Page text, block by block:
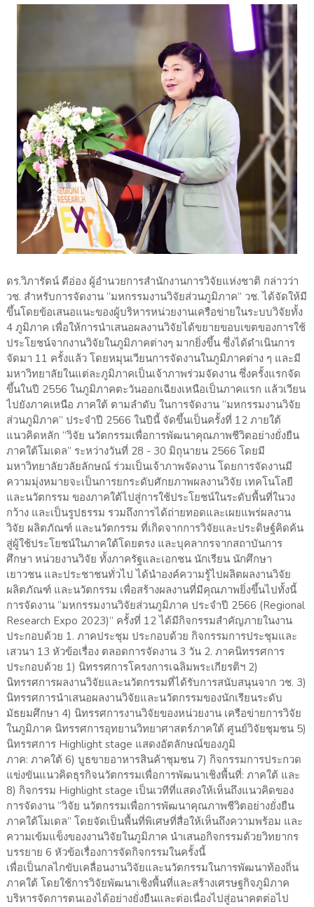
ดร.วิภารัตน์ ดีอ่อง ผู้อำนวยการสำนักงานการวิจัยแห่งชาติ กล่าวว่า
วช. สำหรับการจัดงาน “มหกรรมงานวิจัยส่วนภูมิภาค” วช. ได้จัดให้มี
ขึ้นโดยข้อเสนอแนะของผู้บริหารหน่วยงานเครือข่ายในระบบวิจัยทั้ง
4 ภูมิภาค เพื่อให้การนำเสนอผลงานวิจัยได้ขยายขอบเขตของการใช้
ประโยชน์จากงานวิจัยในภูมิภาคต่างๆ มากยิ่งขึ้น ซึ่งได้ดำเนินการ
จัดมา 11 ครั้งแล้ว โดยหมุนเวียนการจัดงานในภูมิภาคต่าง ๆ และมี
มหาวิทยาลัยในแต่ละภูมิภาคเป็นเจ้าภาพร่วมจัดงาน ซึ่งครั้งแรกจัด
ขึ้นในปี 2556 ในภูมิภาคตะวันออกเฉียงเหนือเป็นภาคแรก แล้วเวียน
ไปยังภาคเหนือ ภาคใต้ ตามลำดับ ในการจัดงาน “มหกรรมงานวิจัย
ส่วนภูมิภาค” ประจำปี 2566 ในปีนี้ จัดขึ้นเป็นครั้งที่ 12 ภายใต้
แนวคิดหลัก “วิจัย นวัตกรรมเพื่อการพัฒนาคุณภาพชีวิตอย่างยั่งยืน
ภาคใต้โมเดล” ระหว่างวันที่ 28 - 30 มิถุนายน 2566 โดยมี
มหาวิทยาลัยวลัยลักษณ์ ร่วมเป็นเจ้าภาพจัดงาน โดยการจัดงานมี
ความมุ่งหมายจะเป็นการยกระดับศักยภาพผลงานวิจัย เทคโนโลยี
และนวัตกรรม ของภาคใต้ไปสู่การใช้ประโยชน์ในระดับพื้นที่ในวง
กว้าง และเป็นรูปธรรม รวมถึงการได้ถ่ายทอดและเผยแพร่ผลงาน
วิจัย ผลิตภัณฑ์ และนวัตกรรม ที่เกิดจากการวิจัยและประดิษฐ์คิดค้น
สู่ผู้ใช้ประโยชน์ในภาคใต้โดยตรง และบุคลากรจากสถาบันการ
ศึกษา หน่วยงานวิจัย ทั้งภาครัฐและเอกชน นักเรียน นักศึกษา
เยาวชน และประชาชนทั่วไป ได้นำองค์ความรู้ไปผลิตผลงานวิจัย
ผลิตภัณฑ์ และนวัตกรรม เพื่อสร้างผลงานที่มีคุณภาพยิ่งขึ้นไปทั้งนี้
การจัดงาน “มหกรรมงานวิจัยส่วนภูมิภาค ประจำปี 2566 (Regional
Research Expo 2023)” ครั้งที่ 12 ได้มีกิจกรรมสำคัญภายในงาน
ประกอบด้วย 1. ภาคประชุม ประกอบด้วย กิจกรรมการประชุมและ
เสวนา 13 หัวข้อเรื่อง ตลอดการจัดงาน 3 วัน 2. ภาคนิทรรศการ
ประกอบด้วย 1) นิทรรศการโครงการเฉลิมพระเกียรติฯ 2)
นิทรรศการผลงานวิจัยและนวัตกรรมที่ได้รับการสนับสนุนจาก วช. 3)
นิทรรศการนำเสนอผลงานวิจัยและนวัตกรรมของนักเรียนระดับ
มัธยมศึกษา 4) นิทรรศการงานวิจัยของหน่วยงาน เครือข่ายการวิจัย
ในภูมิภาค นิทรรศการอุทยานวิทยาศาสตร์ภาคใต้ ศูนย์วิจัยชุมชน 5)
นิทรรศการ Highlight stage แสดงอัตลักษณ์ของภูมิ
ภาค: ภาคใต้ 6) บูธขายอาหารสินค้าชุมชน 7) กิจกรรมการประกวด
แข่งขันแนวคิดธุรกิจนวัตกรรมเพื่อการพัฒนาเชิงพื้นที่: ภาคใต้ และ
8) กิจกรรม Highlight stage เป็นเวทีที่แสดงให้เห็นถึงแนวคิดของ
การจัดงาน “วิจัย นวัตกรรมเพื่อการพัฒนาคุณภาพชีวิตอย่างยั่งยืน
ภาคใต้โมเดล” โดยจัดเป็นพื้นที่พิเศษที่สื่อให้เห็นถึงความพร้อม และ
ความเข้มแข็งของงานวิจัยในภูมิภาค นำเสนอกิจกรรมด้วยวิทยากร
บรรยาย 6 หัวข้อเรื่องการจัดกิจกรรมในครั้งนี้
เพื่อเป็นกลไกขับเคลื่อนงานวิจัยและนวัตกรรมในการพัฒนาท้องถิ่น
ภาคใต้ โดยใช้การวิจัยพัฒนาเชิงพื้นที่และสร้างเศรษฐกิจภูมิภาค
บริหารจัดการตนเองได้อย่างยั่งยืนและต่อเนื่องไปสู่อนาคตต่อไป